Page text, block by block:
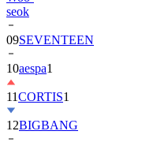
09SEVENTEEN
10aespa1
11CORTIS
12BIGBANG
13SHINee